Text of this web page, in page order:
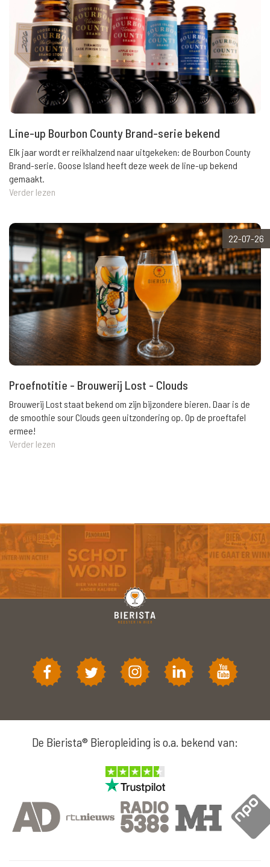
Line-up Bourbon County Brand-serie bekend
Elk jaar wordt er reikhalzend naar uitgekeken: de Bourbon County
Brand-serie. Goose Island heeft deze week de line-up bekend
gemaakt.
Verder lezen
22-07-26
Proefnotitie - Brouwerij Lost - Clouds
Brouwerij Lost staat bekend om zijn bijzondere bieren. Daar is de
de smoothie sour Clouds geen uitzondering op. Op de proeftafel
ermee!
Verder lezen
De Bierista® Bieropleiding is o.a. bekend van: